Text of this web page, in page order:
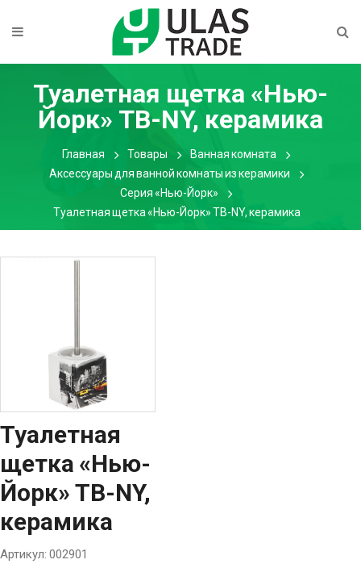
Туалетная щетка «Нью-
Йорк» TB-NY, керамика
Главная Товары
Ванная комната
Аксессуары для ванной комнаты из керамики
Серия «Нью-Йорк»
Туалетная щетка «Нью-Йорк» TB-NY, керамика
Туалетная
щетка «Нью-
Йорк» TB-NY,
керамика
Артикул: 002901